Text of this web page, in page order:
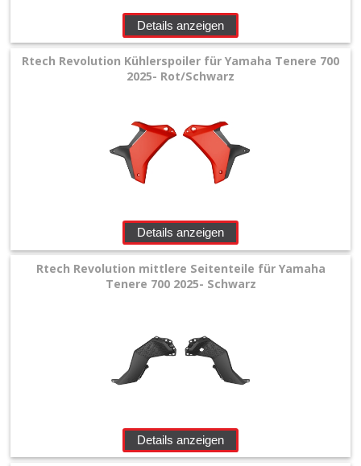
Details anzeigen
Rtech Revolution Kühlerspoiler für Yamaha Tenere 700
2025- Rot/Schwarz
Details anzeigen
Rtech Revolution mittlere Seitenteile für Yamaha
Tenere 700 2025- Schwarz
Details anzeigen